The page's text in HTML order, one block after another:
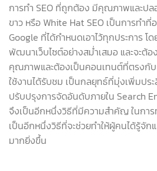
การทำ SEO ที่ถูกต้อง มีคุณภาพและปล
ขาว หรือ White Hat SEO เป็นการทำ
Google ที่ได้กำหนดเอาไว้ทุกประการ โ
พัฒนาเว็บไซต์อย่างสม่ำเสมอ และจะต้
คุณภาพและต้องเป็นคอนเทนต์ที่ตรงกั
ใช้งานได้รับชม เป็นกลยุทธ์ที่มุ่งเพิ่มปร
ปรับปรุงการจัดอันดับภายใน Search
จึงเป็นอีกหนึ่งวิธีที่มีความสำคัญ ในกา
เป็นอีกหนึ่งวิธีที่จะช่วยทำให้ผู้คนได้รู้จัก
มากยิ่งขึ้น